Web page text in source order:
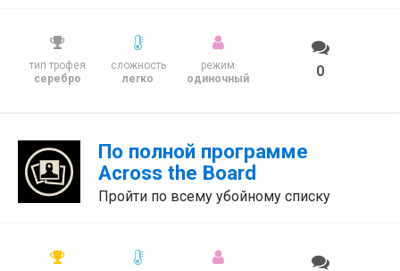
тип трофея
серебро
сложность
легко
режим
одиночный
0
По полной программе
Across the Board
Пройти по всему убойному списку